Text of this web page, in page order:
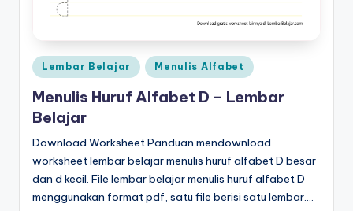
Posted
Lembar Belajar Menulis Alfabet
Menulis Huruf Alfabet D – Lembar
Belajar
Download Worksheet Panduan mendownload
worksheet lembar belajar menulis huruf alfabet D besar
dan d kecil. File lembar belajar menulis huruf alfabet D
menggunakan format pdf, satu file berisi satu lembar.…